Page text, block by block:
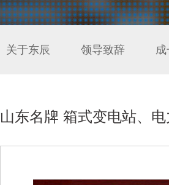
关于东辰 领导致辞 成
山东名牌 箱式变电站、